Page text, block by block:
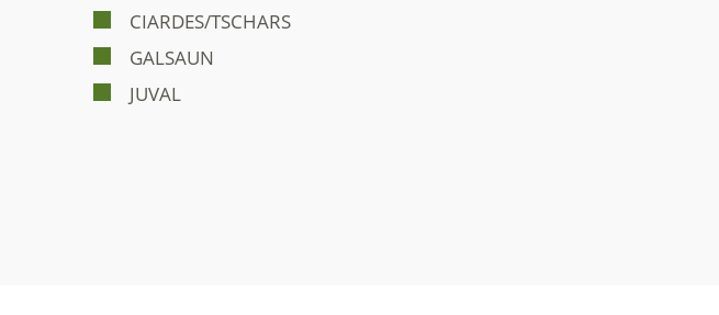
CIARDES/TSCHARS
GALSAUN
JUVAL